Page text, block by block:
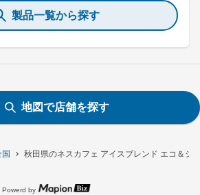
国 秋田県のネスカフェ アイスブレンド エコ＆シ
製品一覧から探す
地図で店舗を探す
Powerd by